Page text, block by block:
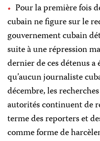
Pour la première fois
cubain ne figure sur le
gouvernement cubain
suite à une répression
dernier de ces détenus
qu’aucun journaliste
décembre, les
autorités continuent de
terme des reporters et
comme forme de